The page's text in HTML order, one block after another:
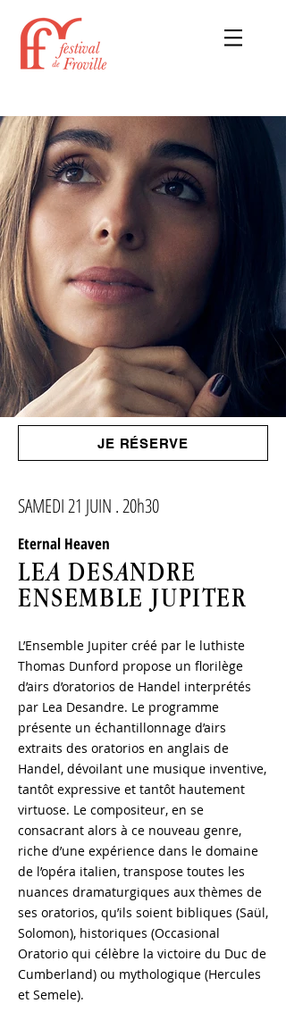
JE RÉSERVE
SAMEDI 21 JUIN . 20h30
Eternal Heaven
LEA DESANDRE
ENSEMBLE JUPITER
L’Ensemble Jupiter créé par le luthiste
Thomas Dunford propose un florilège
d’airs d’oratorios de Handel interprétés
par Lea Desandre. Le programme
présente un échantillonnage d’airs
extraits des oratorios en anglais de
Handel, dévoilant une musique inventive,
tantôt expressive et tantôt hautement
virtuose. Le compositeur, en se
consacrant alors à ce nouveau genre,
riche d’une expérience dans le domaine
de l’opéra italien, transpose toutes les
nuances dramaturgiques aux thèmes de
ses oratorios, qu’ils soient bibliques (Saül,
Solomon), historiques (Occasional
Oratorio qui célèbre la victoire du Duc de
Cumberland) ou mythologique (Hercules
et Semele).